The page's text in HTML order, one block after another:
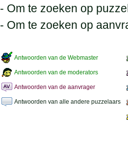
- Om te zoeken op
- Om te zoeken op
Antwoorden van de Webmaster
Antwoorden van de moderators
Antwoorden van de aanvrager
Antwoorden van alle andere puzzelaars